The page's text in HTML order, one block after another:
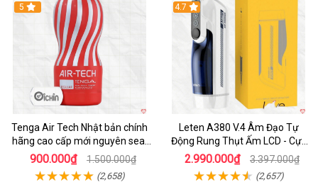
Hot
5
Tenga Air Tech Nhật bản chính
hãng cao cấp mới nguyên seal
giá tốt
900.000₫ 1.500.000₫
(2,658)
Hot
4.7
Leten A380 V.4 Âm Đạo Tự
Động Rung Thụt Ấm LCD - Cực
Phê
2.990.000₫ 3.397.000₫
(2,657)